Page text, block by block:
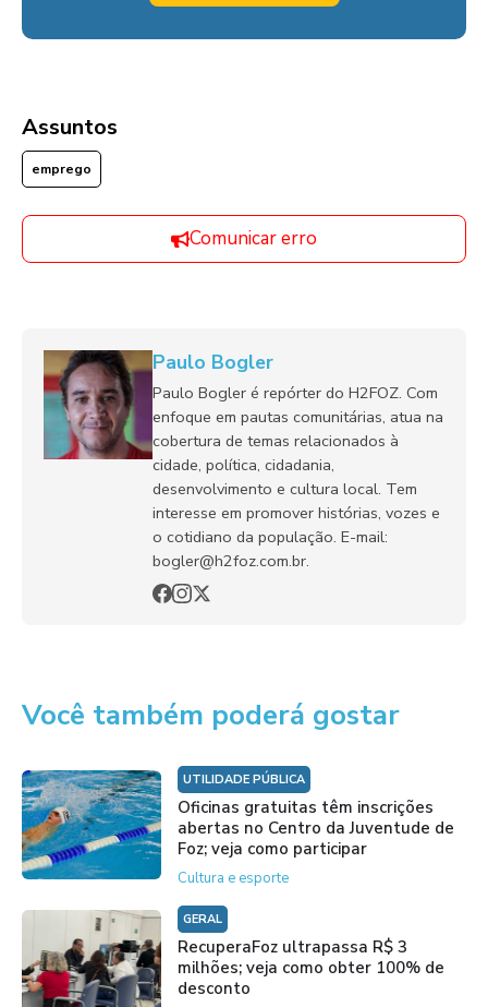
Assuntos
emprego
Comunicar erro
Paulo Bogler
Paulo Bogler é repórter do H2FOZ. Com
enfoque em pautas comunitárias, atua na
cobertura de temas relacionados à
cidade, política, cidadania,
desenvolvimento e cultura local. Tem
interesse em promover histórias, vozes e
o cotidiano da população. E-mail:
bogler@h2foz.com.br.
Você também poderá gostar
UTILIDADE PÚBLICA
Oficinas gratuitas têm inscrições
abertas no Centro da Juventude de
Foz; veja como participar
Cultura e esporte
GERAL
RecuperaFoz ultrapassa R$ 3
milhões; veja como obter 100% de
desconto